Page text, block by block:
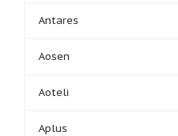
Antares
Aosen
Aoteli
Aplus